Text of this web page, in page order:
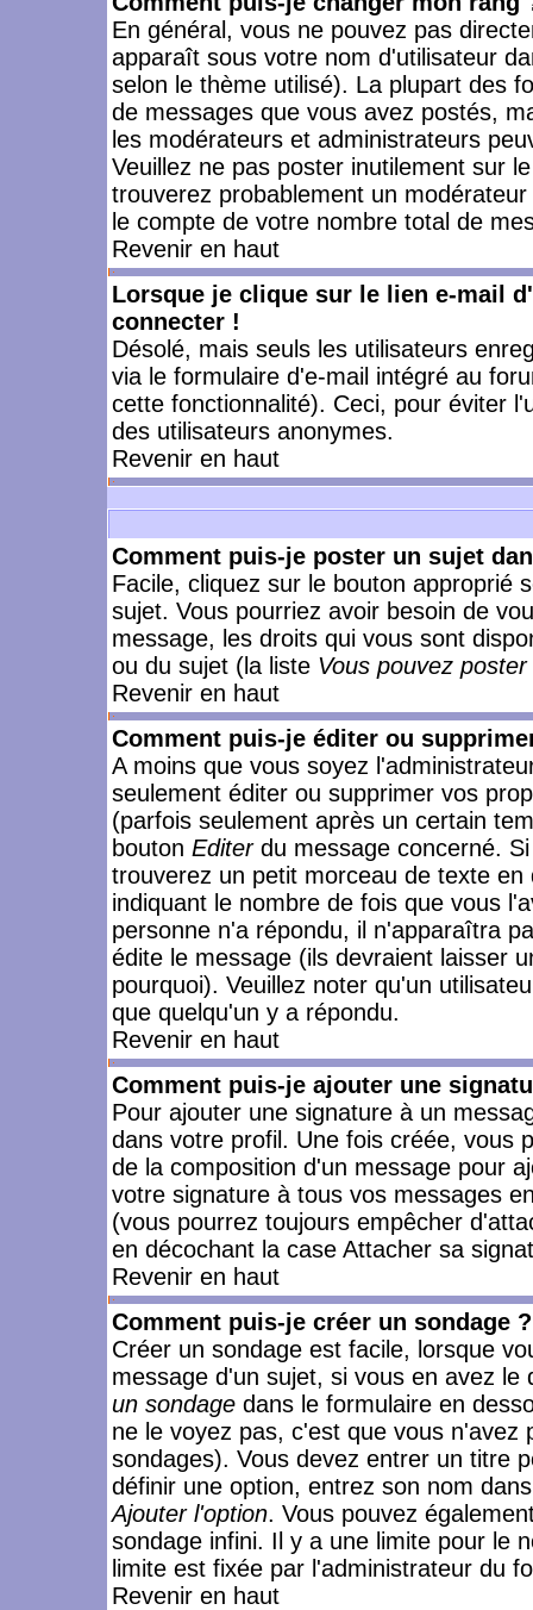
En général, vous ne pouvez pas
apparaît sous votre nom d'utilisateur
selon le thème utilisé). La plupart des
de messages que vous avez postés,
les modérateurs et administrateurs
Veuillez ne pas poster inutilement sur
trouverez probablement un
le compte de votre nombre total de
Revenir en haut
Lorsque je clique sur le lien e-mail
connecter !
Désolé, mais seuls les utilisateurs
via le formulaire d'e-mail intégré au
cette fonctionnalité). Ceci, pour éviter
des utilisateurs anonymes.
Revenir en haut
Comment puis-je poster un sujet
Facile, cliquez sur le bouton approprié
sujet. Vous pourriez avoir besoin de
message, les droits qui vous sont
ou du sujet (la liste Vous pouvez
Revenir en haut
Comment puis-je éditer ou
A moins que vous soyez
seulement éditer ou supprimer vos
(parfois seulement après un certain
bouton Editerdu message concerné.
trouverez un petit morceau de texte
indiquant le nombre de fois que vous
personne n'a répondu, il n'apparaîtra
édite le message (ils devraient laisser
pourquoi). Veuillez noter qu'un
que quelqu'un y a répondu.
Revenir en haut
Comment puis-je ajouter une
Pour ajouter une signature à un
dans votre profil. Une fois créée, vous
de la composition d'un message pour
votre signature à tous vos messages
(vous pourrez toujours empêcher
en décochant la case Attacher sa
Revenir en haut
Comment puis-je créer un sondage ?
Créer un sondage est facile, lorsque
message d'un sujet, si vous en avez
un sondage dans le formulaire en
ne le voyez pas, c'est que vous
sondages). Vous devez entrer un titre
définir une option, entrez son nom
Ajouter l'option. Vous pouvez
sondage infini. Il y a une limite pour le
limite est fixée par l'administrateur du
Revenir en haut